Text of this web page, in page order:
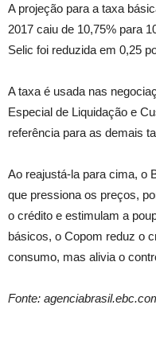
A projeção para a taxa
2017 caiu de 10,75% para
Selic foi reduzida em 0,25
A taxa é usada nas
Especial de Liquidação e
referência para as demais
Ao reajustá-la para cima, o
que pressiona os preços,
o crédito e estimulam a
básicos, o Copom reduz o
consumo, mas alivia o
Fonte: